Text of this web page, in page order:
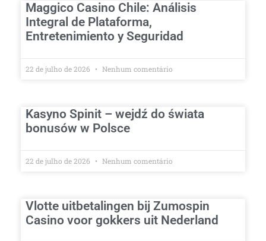
Maggico Casino Chile: Análisis
Integral de Plataforma,
Entretenimiento y Seguridad
22 de julho de 2026 Nenhum comentário
Kasyno Spinit – wejdź do świata
bonusów w Polsce
22 de julho de 2026 Nenhum comentário
Vlotte uitbetalingen bij Zumospin
Casino voor gokkers uit Nederland